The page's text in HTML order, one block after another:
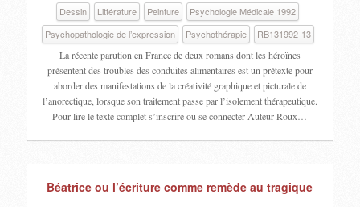
Dessin Littérature Peinture
Psychologie Médicale 1992
Psychopathologie de l’expression
Psychothérapie
RB131992-13
La récente parution en France de deux romans dont les héroïnes
présentent des troubles des conduites alimentaires est un prétexte pour
aborder des manifestations de la créativité graphique et picturale de
l’anorectique, lorsque son traitement passe par l’isolement thérapeutique.
Pour lire le texte complet s’inscrire ou se connecter Auteur Roux…
Béatrice ou l’écriture comme remède au tragique